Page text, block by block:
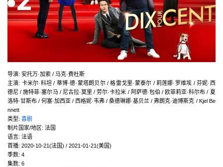
导演: 安托万·加索 / 马克·费杜斯
主演: 卡米尔·科坦 / 蒂博·德·蒙塔朗贝尔 / 格雷戈里·蒙泰尔 / 莉莲娜·罗维埃 / 芬妮·西
德尼 / 施特菲·塞尔马 / 尼古拉·莫里 / 劳尔·卡拉米 / 阿萨德·包伯 / 欧菲莉亚·科尔布 / 夏
洛特·甘斯布 / 何塞·加西亚 / 西格妮·韦弗 / 桑德琳娜·基贝兰 / 弗朗克·迪博斯克 / Kjel Be
nnett
类型: 喜剧
制片国家/地区: 法国
语言: 法语
首播: 2020-10-21(法国) / 2021-01-21(美国)
季数: 4
集数: 6